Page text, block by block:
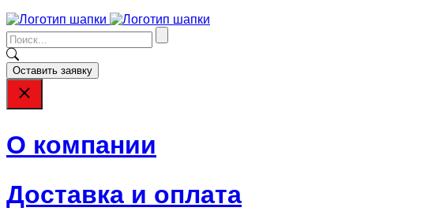
Оставить заявку
О компании
Доставка и оплата